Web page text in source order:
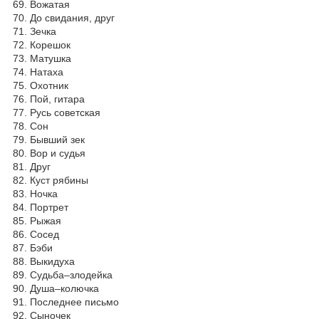
69. Вожатая
70. До свидания, друг
71. Зечка
72. Корешок
73. Матушка
74. Натаха
75. Охотник
76. Пой, гитара
77. Русь советская
78. Сон
79. Бывший зек
80. Вор и судья
81. Друг
82. Куст рябины
83. Ночка
84. Портрет
85. Рыжая
86. Сосед
87. Бэби
88. Выкидуха
89. Судьба–злодейка
90. Душа–колючка
91. Последнее письмо
92. Сыночек